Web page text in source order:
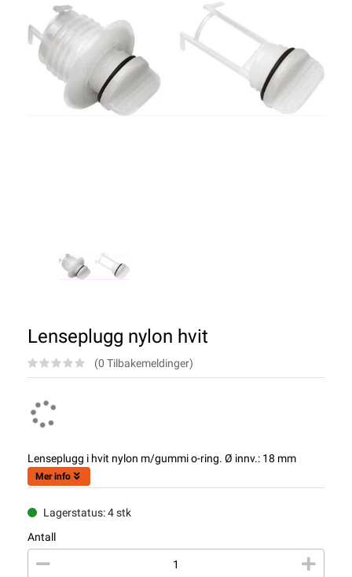
Lenseplugg nylon hvit
(0 Tilbakemeldinger)
Lenseplugg i hvit nylon m/gummi o-ring. Ø innv.: 18 mm
Mer info
Lagerstatus: 4 stk
Antall